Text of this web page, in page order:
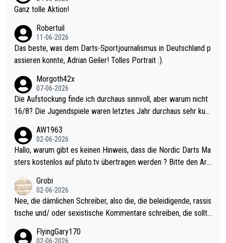
h krasser wie ein Pokalspiel eines Kreisligisten vs einem Bund
Ganz tolle Aktion!
Robertuil
11-06-2026
Das beste, was dem Darts-Sportjournalismus in Deutschland p
assieren konnte, Adrian Geiler! Tolles Portrait :).
Morgoth42x
07-06-2026
Die Aufstockung finde ich durchaus sinnvoll, aber warum nicht
16/8? Die Jugendspiele waren letztes Jahr durchaus sehr kurz
Allerdings ist Mitchell Lawrie als Nummer 1 der Welt eh qualifi
ziert. Somit ändert die automatische Qualifikation des Weltmei
sters erstmal nichts. Ich denke sie wollen damit für nächstes J
ohl wenig WDF Turniere spielen. Dies war bei Archie Self letzt
es Jahr der Fall. Er musste als amtierender Weltmeister durch
den Qualifier und ich glaube kaum, dass Mitchel sich das (in Ve
el hat.
AW1963
02-06-2026
Hallo, warum gibt es keinen Hinweis, dass die Nordic Darts Ma
sters kostenlos auf pluto.tv übertragen werden ? Bitte den Arti
Grobi
02-06-2026
Nee, die dämlichen Schreiber, also die, die beleidigende, rassis
tische und/ oder sexistische Kommentare schreiben, die sollte
s Leben in den Griff kriegen. Nur eins wundert mich: Luke Little
FlyingGary170
02-06-2026